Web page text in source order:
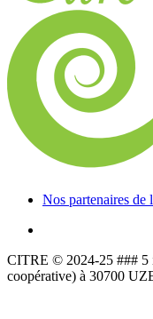
Nos partenaires de
CITRE © 2024-25 ### 5
coopérative) à 30700